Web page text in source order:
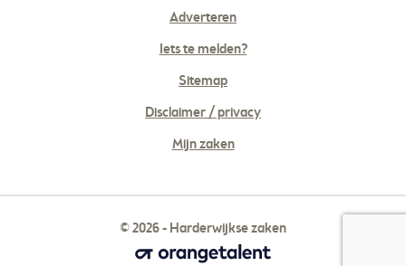
Adverteren
Iets te melden?
Sitemap
Disclaimer / privacy
Mijn zaken
© 2026 - Harderwijkse zaken